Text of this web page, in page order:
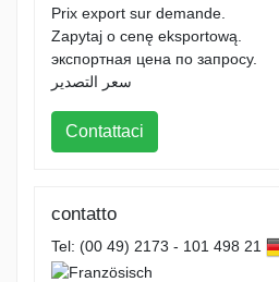
Prix export sur demande.
Zapytaj o cenę eksportową.
экспортная цена по запросу.
سعر التصدير
Contattaci
contatto
Tel: (00 49) 2173 - 101 498 21